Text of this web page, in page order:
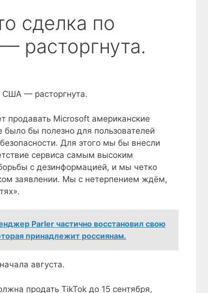
сделка по
расторгнута.
США — расторгнута.
продавать Microsoft американские
бы полезно для пользователей
Для этого мы бы внесли
сервиса самым высоким
с дезинформацией, и мы четко
заявлении. Мы с нетерпением ждём,
Parler частично восстановил свою
принадлежит россиянам.
августа.
продать TikTok до 15 сентября,